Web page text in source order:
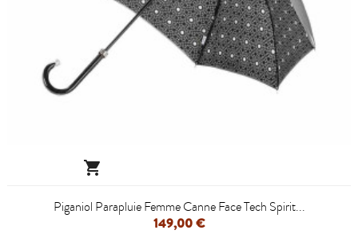

Piganiol Parapluie Femme Canne Face Tech Spirit...
149,00 €